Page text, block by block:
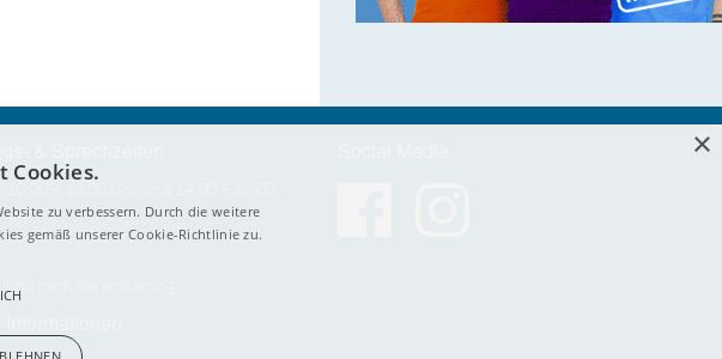
Uhr
14:00 – 19:00 Uhr
×
Cookies.
zu verbessern. Durch die weitere
gemäß unserer Cookie-Richtlinie zu.